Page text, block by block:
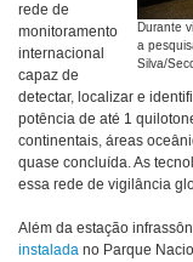
Durante
a
Silva/
rede de
monitoramento
internacional
capaz de
detectar, localizar e
potência de até 1
continentais, áreas
quase concluída. As
essa rede de vigilância
Além da estação
instalada no Parque